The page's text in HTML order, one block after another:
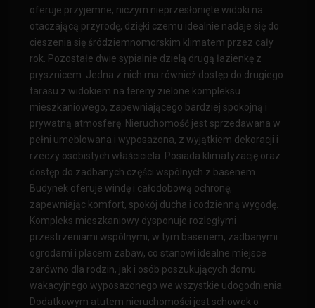
oferuje przyjemne, niczym nieprzesłonięte widoki na
otaczającą przyrodę, dzięki czemu idealnie nadaje się do
cieszenia się śródziemnomorskim klimatem przez cały
rok. Pozostałe dwie sypialnie dzielą drugą łazienkę z
prysznicem. Jedna z nich ma również dostęp do drugiego
tarasu z widokiem na tereny zielone kompleksu
mieszkaniowego, zapewniającego bardziej spokojną i
prywatną atmosferę. Nieruchomość jest sprzedawana w
pełni umeblowana i wyposażona, z wyjątkiem dekoracji i
rzeczy osobistych właściciela. Posiada klimatyzację oraz
dostęp do zadbanych części wspólnych z basenem.
Budynek oferuje windę i całodobową ochronę,
zapewniając komfort, spokój ducha i codzienną wygodę.
Kompleks mieszkaniowy dysponuje rozległymi
przestrzeniami wspólnymi, w tym basenem, zadbanymi
ogrodami i placem zabaw, co stanowi idealne miejsce
zarówno dla rodzin, jak i osób poszukujących domu
wakacyjnego wyposażonego we wszystkie udogodnienia.
Dodatkowym atutem nieruchomości jest schowek o